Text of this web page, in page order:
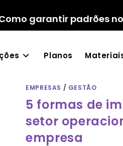
garantir padrões no
Planos
EMPRESAS / GESTÃO
5 formas de
setor
empresa